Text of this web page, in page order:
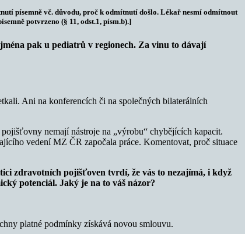
písemně vč. důvodu, proč k odmítnutí došlo. Lékař nesmí odmítnout
potvrzeno (§ 11, odst.1, písm.b).]
pak u pediatrů v regionech. Za vinu to dávají
Ani na konferencích či na společných bilaterálních
nemají nástroje na „výrobu“ chybějících kapacit.
vedení MZ ČR započala práce. Komentovat, proč situace
zdravotních pojišťoven tvrdí, že vás to nezajímá, i když
potenciál. Jaký je na to váš názor?
platné podmínky získává novou smlouvu.